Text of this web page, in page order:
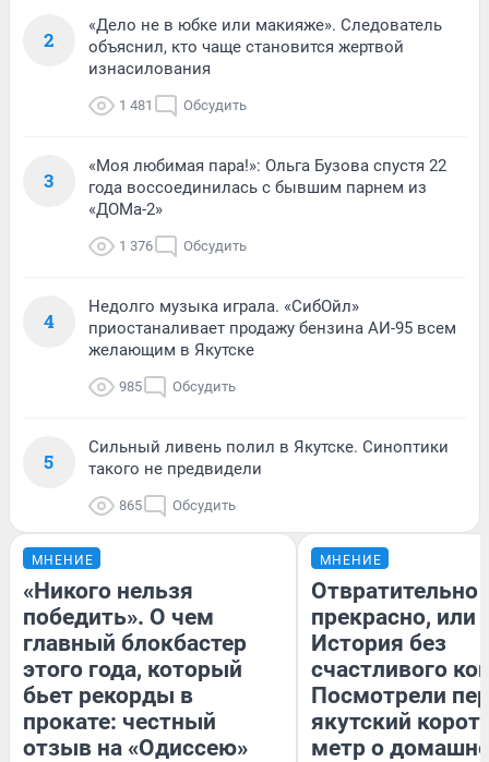
2
«Дело не в юбке или макияже». Следователь
объяснил, кто чаще становится жертвой
изнасилования
1 481 Обсудить
3
«Моя любимая пара!»: Ольга Бузова спустя 22
года воссоединилась с бывшим парнем из
«ДОМа-2»
1 376 Обсудить
4
Недолго музыка играла. «СибОйл»
приостаналивает продажу бензина АИ-95 всем
желающим в Якутске
985 Обсудить
5
Сильный ливень полил в Якутске. Синоптики
такого не предвидели
865 Обсудить
МНЕНИЕ
«Никого нельзя
победить». О чем
главный блокбастер
этого года, который
бьет рекорды в
прокате: честный
отзыв на «Одиссею»
МНЕНИЕ
Отвратительно
прекрасно, или
История без
счастливого
Посмотрели
якутский
метр о